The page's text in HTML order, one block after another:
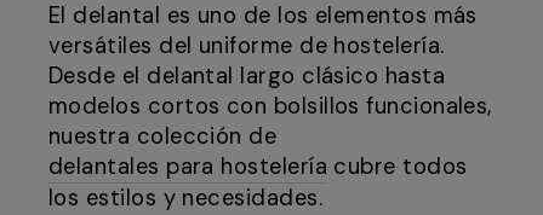
El delantal es uno de los elementos más
versátiles del uniforme de hostelería.
Desde el delantal largo clásico hasta
modelos cortos con bolsillos funcionales,
nuestra colección de
delantales para hostelería cubre todos
los estilos y necesidades.